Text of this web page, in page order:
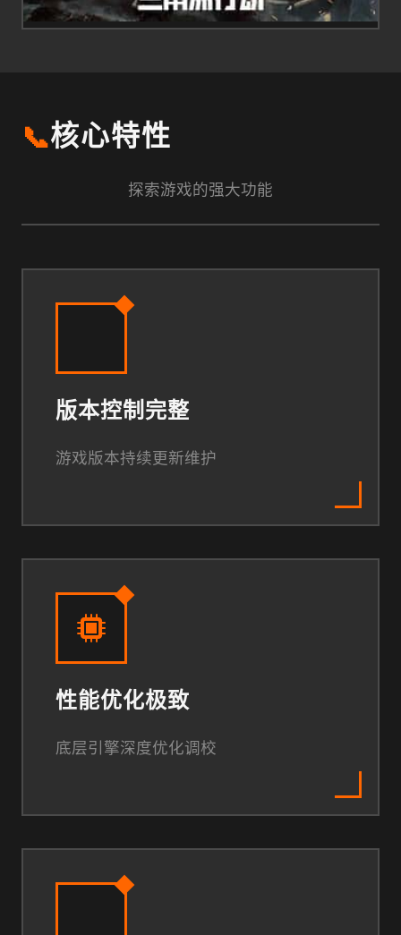
📞核心特性
探索游戏的强大功能
版本控制完整
游戏版本持续更新维护
性能优化极致
底层引擎深度优化调校